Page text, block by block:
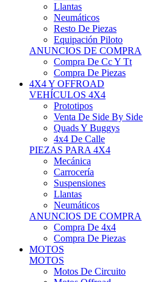
Llantas
Neumáticos
Resto De Piezas
Equipación Piloto
ANUNCIOS DE COMPRA
Compra De Cc Y Tt
Compra De Piezas
4X4 Y OFFROAD
VEHÍCULOS 4X4
Prototipos
Venta De Side By Side
Quads Y Buggys
4x4 De Calle
PIEZAS PARA 4X4
Mecánica
Carrocería
Suspensiones
Llantas
Neumáticos
ANUNCIOS DE COMPRA
Compra De 4x4
Compra De Piezas
MOTOS
MOTOS
Motos De Circuito